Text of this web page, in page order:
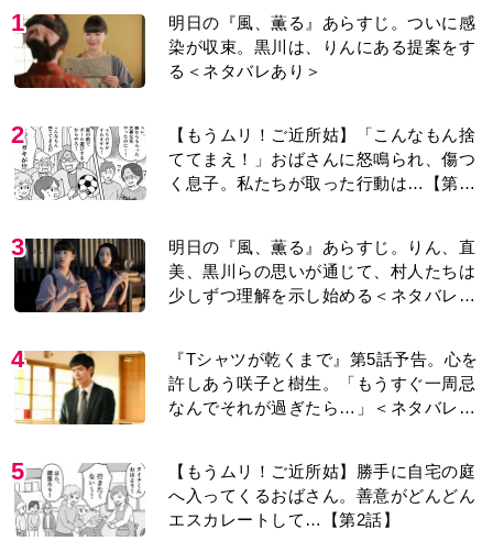
1
明日の『風、薫る』あらすじ。ついに感
染が収束。黒川は、りんにある提案をす
る＜ネタバレあり＞
2
【もうムリ！ご近所姑】「こんなもん捨
ててまえ！」おばさんに怒鳴られ、傷つ
く息子。私たちが取った行動は…【第3
3
明日の『風、薫る』あらすじ。りん、直
美、黒川らの思いが通じて、村人たちは
少しずつ理解を示し始める＜ネタバレあ
4
『Tシャツが乾くまで』第5話予告。心を
許しあう咲子と樹生。「もうすぐ一周忌
なんでそれが過ぎたら…」＜ネタバレあ
5
【もうムリ！ご近所姑】勝手に自宅の庭
へ入ってくるおばさん。善意がどんどん
エスカレートして…【第2話】